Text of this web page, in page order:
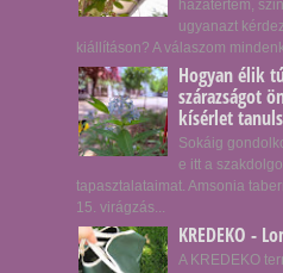
hazatértem,
ugyanazt
kiállításon? A válaszom
Hogyan élik
szárazságot
kísérlet
Sokáig
e itt a
tapasztalataimat. Amsonia
15. virágzás...
KREDEKO -
A KREDEKO